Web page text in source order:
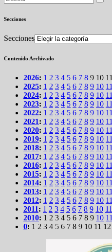
Secciones
Secciones
Contenido Archivado
2026: 1 2 3 4 5 6 7 8 9 10 11
2025: 1 2 3 4 5 6 7 8 9 10 11
2024: 1 2 3 4 5 6 7 8 9 10 11
2023: 1 2 3 4 5 6 7 8 9 10 11
2022: 1 2 3 4 5 6 7 8 9 10 11
2021: 1 2 3 4 5 6 7 8 9 10 11
2020: 1 2 3 4 5 6 7 8 9 10 11
2019: 1 2 3 4 5 6 7 8 9 10 11
2018: 1 2 3 4 5 6 7 8 9 10 11
2017: 1 2 3 4 5 6 7 8 9 10 11
2016: 1 2 3 4 5 6 7 8 9 10 11
2015: 1 2 3 4 5 6 7 8 9 10 11
2014: 1 2 3 4 5 6 7 8 9 10 11
2013: 1 2 3 4 5 6 7 8 9 10 11
2012: 1 2 3 4 5 6 7 8 9 10 11
2011: 1 2 3 4 5 6 7 8 9 10 11
2010: 1 2 3 4 5 6 7 8 9 10 11
0: 1 2 3 4 5 6 7 8 9 10 11 12